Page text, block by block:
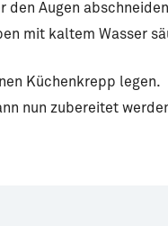
den Augen
mit kaltem Wasser
Küchenkrepp legen.
nun zubereitet